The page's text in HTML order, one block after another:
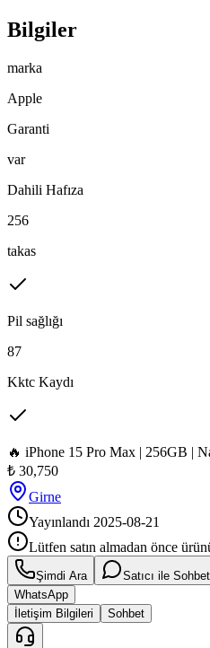
Bilgiler
marka
Apple
Garanti
var
Dahili Hafıza
256
takas
Pil sağlığı
87
Kktc Kaydı
🔥 iPhone 15 Pro Max | 256GB |
₺ 30,750
Girne
Yayınlandı 2025-08-21
Lütfen satın almadan önce
Şimdi Ara Satıcı ile Sohbet
WhatsApp
İletişim Bilgileri
Sohbet